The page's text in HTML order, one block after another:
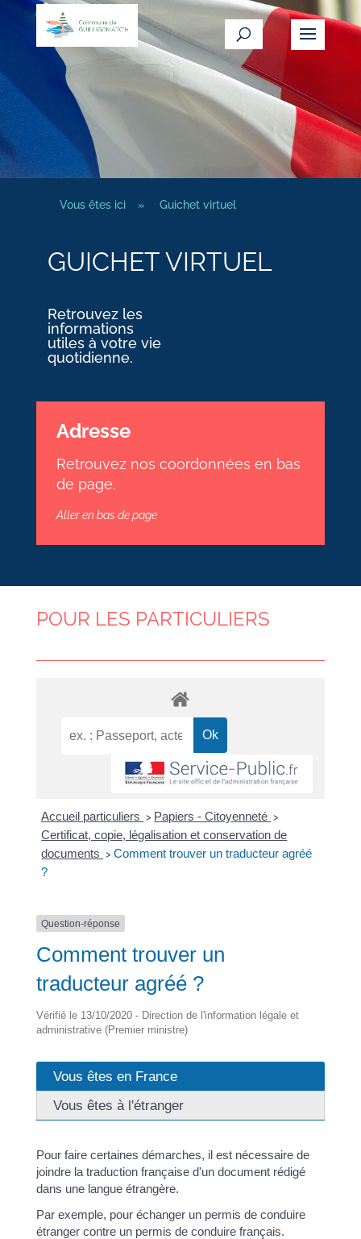
Vous êtes ici » Guichet virtuel
GUICHET VIRTUEL
Retrouvez les
informations
utiles à votre vie
quotidienne.
Adresse
Retrouvez nos coordonnées en bas
de page.
Aller en bas de page
POUR LES PARTICULIERS
Accueil particuliers > Papiers - Citoyenneté >
Certificat, copie, légalisation et conservation de
documents > Comment trouver un traducteur agréé
?
Question-réponse
Comment trouver un
traducteur agréé ?
Vérifié le 13/10/2020 - Direction de l'information légale et
administrative (Premier ministre)
Vous êtes en France
Vous êtes à l'étranger
Pour faire certaines démarches, il est nécessaire de
joindre la traduction française d'un document rédigé
dans une langue étrangère.
Par exemple, pour échanger un permis de conduire
étranger contre un permis de conduire français.